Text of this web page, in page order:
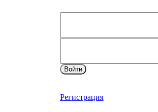
Войти
Регистрация